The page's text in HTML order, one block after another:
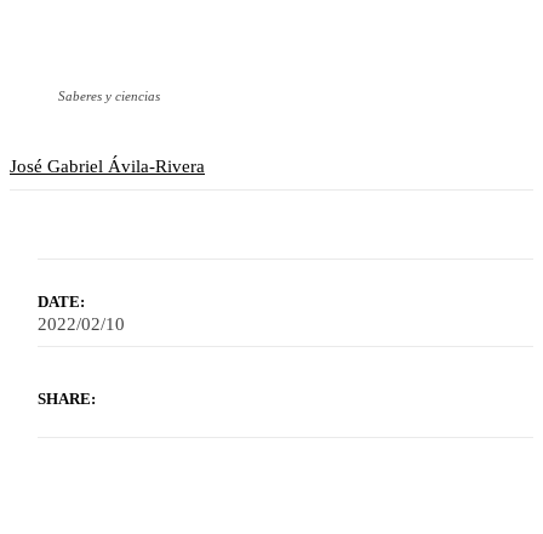
DATE:
2022/02/10
SHARE:
Saberes y ciencias
José Gabriel Ávila-Rivera